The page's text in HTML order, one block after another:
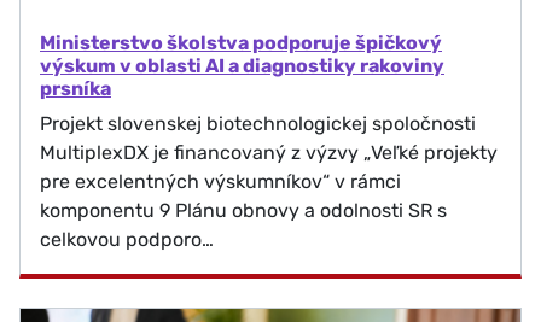
Ministerstvo školstva podporuje špičkový
výskum v oblasti AI a diagnostiky rakoviny
prsníka
Projekt slovenskej biotechnologickej spoločnosti
MultiplexDX je financovaný z výzvy „Veľké projekty
pre excelentných výskumníkov“ v rámci
komponentu 9 Plánu obnovy a odolnosti SR s
celkovou podporo…